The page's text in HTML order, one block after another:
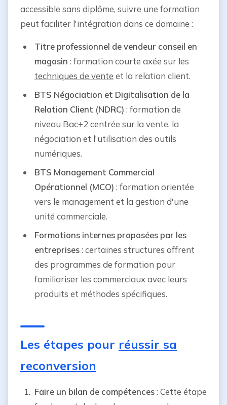
accessible sans diplôme, suivre une formation
peut faciliter l'intégration dans ce domaine :
Titre professionnel de vendeur conseil en
magasin : formation courte axée sur les
techniques de vente et la relation client.
BTS Négociation et Digitalisation de la
Relation Client (NDRC) : formation de
niveau Bac+2 centrée sur la vente, la
négociation et l'utilisation des outils
numériques.
BTS Management Commercial
Opérationnel (MCO) : formation orientée
vers le management et la gestion d'une
unité commerciale.
Formations internes proposées par les
entreprises: certaines structures offrent
des programmes de formation pour
familiariser les commerciaux avec leurs
produits et méthodes spécifiques.
Les étapes pour réussir sa
reconversion
Faire un bilan de compétences: Cette étape